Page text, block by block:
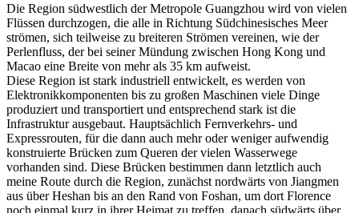
Die Region südwestlich der Metropole Guangzhou wird von vielen
Flüssen durchzogen, die alle in Richtung Südchinesisches Meer
strömen, sich teilweise zu breiteren Strömen vereinen, wie der
Perlenfluss, der bei seiner Mündung zwischen Hong Kong und
Macao eine Breite von mehr als 35 km aufweist.
Diese Region ist stark industriell entwickelt, es werden von
Elektronikkomponenten bis zu großen Maschinen viele Dinge
produziert und transportiert und entsprechend stark ist die
Infrastruktur ausgebaut. Hauptsächlich Fernverkehrs- und
Expressrouten, für die dann auch mehr oder weniger aufwendig
konstruierte Brücken zum Queren der vielen Wasserwege
vorhanden sind. Diese Brücken bestimmen dann letztlich auch
meine Route durch die Region, zunächst nordwärts von Jiangmen
aus über Heshan bis an den Rand von Foshan, um dort Florence
noch einmal kurz in ihrer Heimat zu treffen, danach südwärts über